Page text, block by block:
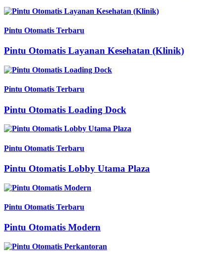
Pintu Otomatis Terbaru
Pintu Otomatis Layanan Kesehatan (Klinik)
Pintu Otomatis Terbaru
Pintu Otomatis Loading Dock
Pintu Otomatis Terbaru
Pintu Otomatis Lobby Utama Plaza
Pintu Otomatis Terbaru
Pintu Otomatis Modern